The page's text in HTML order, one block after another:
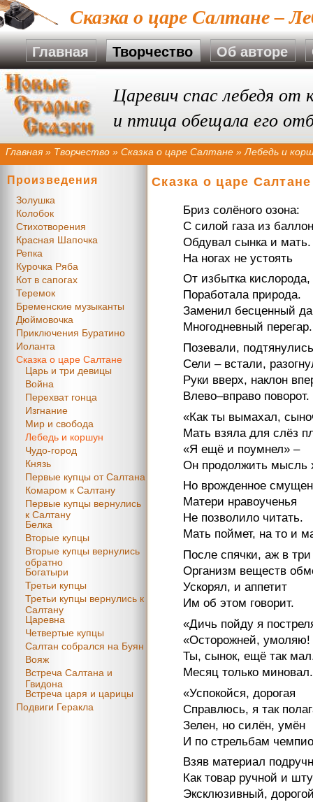
Сказка о царе Салтане –
Главная Творчество Об авторе
Царевич спас лебедя от
и птица обещала его
Главная » Творчество » Сказка о царе Салтане » Лебедь и
Сказка о царе
Бриз солёного озона:
С силой газа из
Обдувал сынка и мать.
На ногах не устоять
От избытка кислорода,
Поработала природа.
Заменил бесценный
Многодневный перегар.
Позевали,
Сели – встали,
Руки вверх, наклон
Влево–вправо поворот.
«Как ты вымахал,
Мать взяла для слёз
«Я ещё и поумнел» –
Он продолжить мысль
Но врожденное
Матери нравоученья
Не позволило читать.
Мать поймет, на то и
После спячки, аж в
Организм веществ
Ускорял, и аппетит
Им об этом говорит.
«Дичь пойду я
«Осторожней, умоляю!
Ты, сынок, ещё так
Месяц только
«Успокойся, дорогая
Справлюсь, я так
Зелен, но силён, умён
И по стрельбам
Взяв материал
Как товар ручной и
Эксклюзивный,
Произведения
Золушка
Колобок
Стихотворения
Красная Шапочка
Репка
Курочка Ряба
Кот в сапогах
Теремок
Бременские музыканты
Дюймовочка
Приключения Буратино
Иоланта
Сказка о царе Салтане
Царь и три девицы
Война
Перехват гонца
Изгнание
Мир и свобода
Лебедь и коршун
Чудо-город
Князь
Первые купцы от Салтана
Комаром к Салтану
Первые купцы вернулись
к Салтану
Белка
Вторые купцы
Вторые купцы вернулись
обратно
Богатыри
Третьи купцы
Третьи купцы вернулись к
Салтану
Царевна
Четвертые купцы
Салтан собрался на Буян
Вояж
Встреча Салтана и
Гвидона
Встреча царя и царицы
Подвиги Геракла